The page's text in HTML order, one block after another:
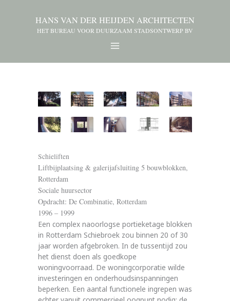
HANS VAN DER HEIJDEN ARCHITECTEN
HET BUREAU VOOR DUURZAAM STADSONTWERP BV
Schieliften
Liftbijplaatsing & galerijafsluiting 5 bouwblokken,
Rotterdam
Sociale huursector
Opdracht: De Combinatie, Rotterdam
1996 – 1999
Een complex naoorlogse portieketage blokken
in Rotterdam Schiebroek zou binnen 20 of 30
jaar worden afgebroken. In de tussentijd zou
het dienst doen als goedkope
woningvoorraad. De woningcorporatie wilde
investeringen en onderhoudsinspanningen
beperken. Een aantal functionele ingrepen was